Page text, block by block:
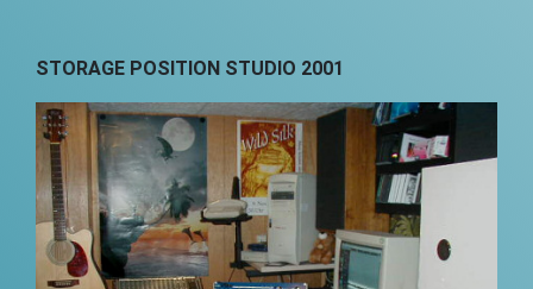
STORAGE POSITION STUDIO 2001